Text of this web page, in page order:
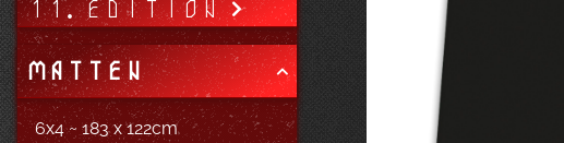
11. EDITION
MATTEN
6x4 ~ 183 x 122cm